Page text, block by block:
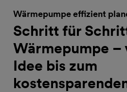
Wärmepumpe effizient
Schritt für
Wärmepumpe –
Idee bis zum